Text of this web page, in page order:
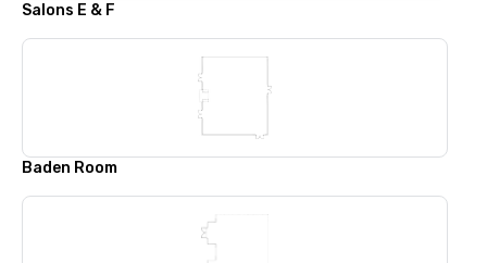
Salons E & F
Baden Room